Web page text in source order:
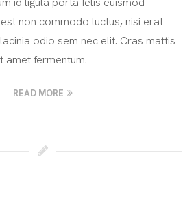
non commodo luctus, nisi erat
odio sem nec elit. Cras mattis
amet fermentum.
READ MORE